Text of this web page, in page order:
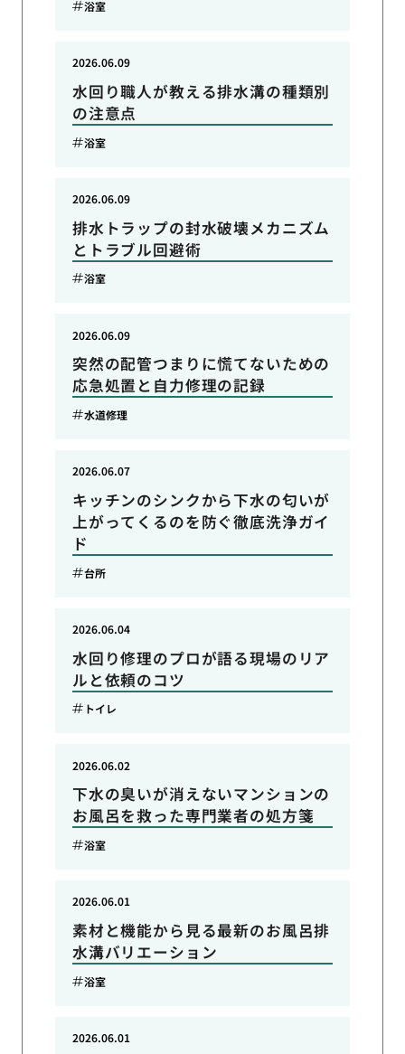
浴室
水回り職人が教える排水溝の種類別
の注意点
2026.06.09
浴室
排水トラップの封水破壊メカニズム
とトラブル回避術
2026.06.09
浴室
突然の配管つまりに慌てないための
応急処置と自力修理の記録
2026.06.09
水道修理
キッチンのシンクから下水の匂いが
上がってくるのを防ぐ徹底洗浄ガイ
ド
2026.06.07
台所
水回り修理のプロが語る現場のリア
ルと依頼のコツ
2026.06.04
トイレ
下水の臭いが消えないマンションの
お風呂を救った専門業者の処方箋
2026.06.02
浴室
素材と機能から見る最新のお風呂排
水溝バリエーション
2026.06.01
浴室
2026.06.01